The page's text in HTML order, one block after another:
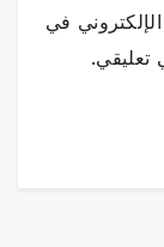
في
تعليقي.